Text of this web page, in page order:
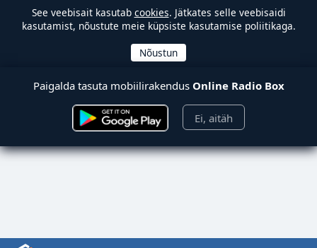
See veebisait kasutab cookies. Jätkates selle veebisaidi
kasutamist, nõustute meie küpsiste kasutamise poliitikaga.
Paigalda tasuta mobiilirakendus Online Radio Box
Ei, aitäh